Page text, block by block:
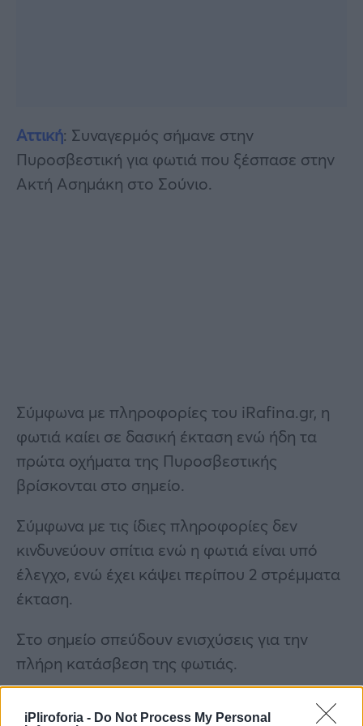
iPliroforia - Do Not Process My Personal
Αττική: Συναγερμός σήμανε στην
Πυροσβεστική για φωτιά που ξέσπασε στην
Ακτή Ασημάκη στο Σούνιο.
Σύμφωνα με πληροφορίες του iRafina.gr, η
φωτιά καίει σε δασική έκταση ενώ ήδη τα
πρώτα οχήματα της Πυροσβεστικής
βρίσκονται στο σημείο.
Σύμφωνα με τις ίδιες πληροφορίες δεν
κινδυνεύουν σπίτια ενώ η φωτιά είναι υπό
έλεγχο, ενώ έχει κάψει περίπου 2 στρέμματα
έκταση.
Στο σημείο σπεύδουν ενισχύσεις για την
πλήρη κατάσβεση της φωτιάς.